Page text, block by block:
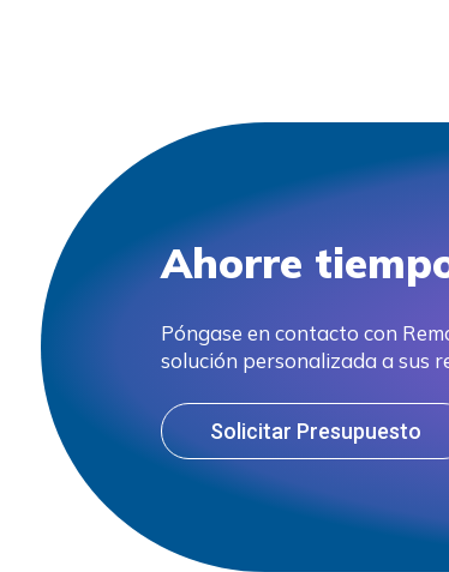
Ahorre
Póngase en contacto con
solución personalizada a sus
Solicitar Presupuesto